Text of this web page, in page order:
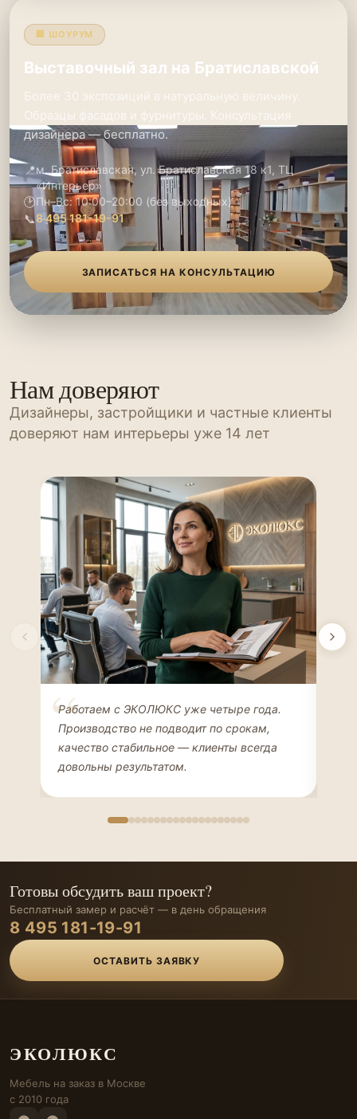
🏢 ШОУРУМ
Выставочный зал на Братиславской
Более 30 экспозиций в натуральную величину.
Образцы фасадов и фурнитуры. Консультация
дизайнера — бесплатно.
📍м. Братиславская, ул. Братиславская 18 к1, ТЦ
«Интерьер»
🕑Пн–Вс: 10:00–20:00 (без выходных)
📞8 495 181-19-91
ЗАПИСАТЬСЯ НА КОНСУЛЬТАЦИЮ
Нам доверяют
Дизайнеры, застройщики и частные клиенты
доверяют нам интерьеры уже 14 лет
Елена Соколова
ДИЗАЙНЕР ИНТЕРЬЕРОВ
Работаем с ЭКОЛЮКС уже четыре года.
Производство не подводит по срокам,
качество стабильное — клиенты всегда
довольны результатом.
Готовы обсудить ваш проект?
Бесплатный замер и расчёт — в день обращения
8 495 181-19-91
ОСТАВИТЬ ЗАЯВКУ
ЭКОЛЮКС
Мебель на заказ в Москве
с 2010 года